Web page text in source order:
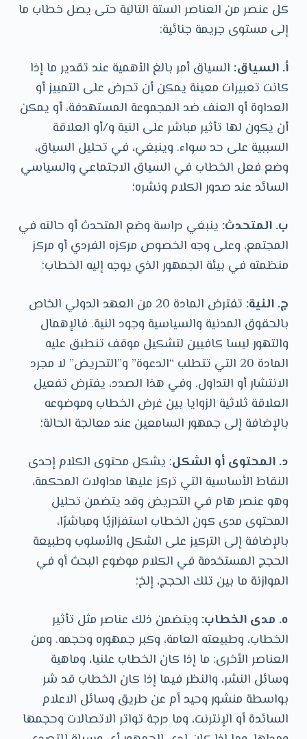
كل عنصر من العناصر الستة التالية حتى يصل خطاب ما
إلى مستوى جريمة جنائية:
أ. السياق: السياق أمر بالغ الأهمية عند تقدير ما إذا
كانت تعبيرات معينة يمكن أن تحرض على التمييز أو
العداوة أو العنف ضد المجموعة المستهدفة، أو يمكن
أن يكون لها تأثير مباشر على النية و/أو العلاقة
السببية على حد سواء. وينبغي، في تحليل السياق،
وضع فعل الخطاب في السياق الاجتماعي والسياسي
السائد عند صدور الكلام ونشره؛
ب. ‏المتحدث: ينبغي دراسة وضع المتحدث أو حالته في
المجتمع، وعلى وجه الخصوص مركزه الفردي أو مركز
منظمته في بيئة الجمهور الذي يوجه إليه الخطاب؛
ج. ‏النية:
تفترض المادة 20 من العهد الدولي الخاص
بالحقوق المدنية والسياسية وجود النية. فالإهمال
والتهور ليسا كافيين لتشكيل موقف تنطبق عليه
المادة 20 التي تتطلب “الدعوة” و”التحريض” لا مجرد
الانتشار أو التداول. وفي هذا الصدد، يفترض تفعيل
العلاقة ثلاثية الزوايا بين غرض الخطاب وموضوعه
بالإضافة إلى جمهور السامعين عند معالجة الحالة؛
د. ‏المحتوى أو الشكل: يشكل محتوى الكلام إحدى
النقاط الأساسية التي تركز عليها مداولات المحكمة،
وهو عنصر هام في التحريض وقد يتضمن تحليل
المحتوى مدى كون الخطاب استفزازيًا ومباشرًا،
بالإضافة إلى التركيز على الشكل والأسلوب وطبيعة
الحجج المستخدمة في الكلام موضوع البحث أو في
الموازنة ما بين تلك الحجج، إلخ؛
ه. ‏مدى الخطاب: ويتضمن ذلك عناصر مثل تأثير
الخطاب، وطبيعته العامة، وكبر جمهوره وحجمه. ومن
العناصر الأخرى: ما إذا كان الخطاب علنيا، وماهية
وسائل النشر، والنظر فيما إذا كان الخطاب قد شر
بواسطة منشور وحيد أم عن طريق وسائل الاعلام
السائدة أو الإنترنت، وما درجة تواتر الاتصالات وحجمها